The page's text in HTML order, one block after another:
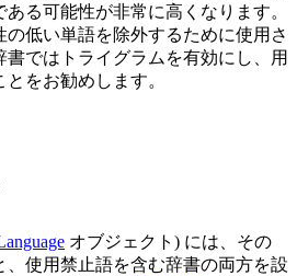
る可能性が非常に高くなります。
の低い単語を除外するために使用さ
書ではトライグラムを有効にし、用
をお勧めします。
オブジェクト) には、その
使用禁止語を含む辞書の両方を設